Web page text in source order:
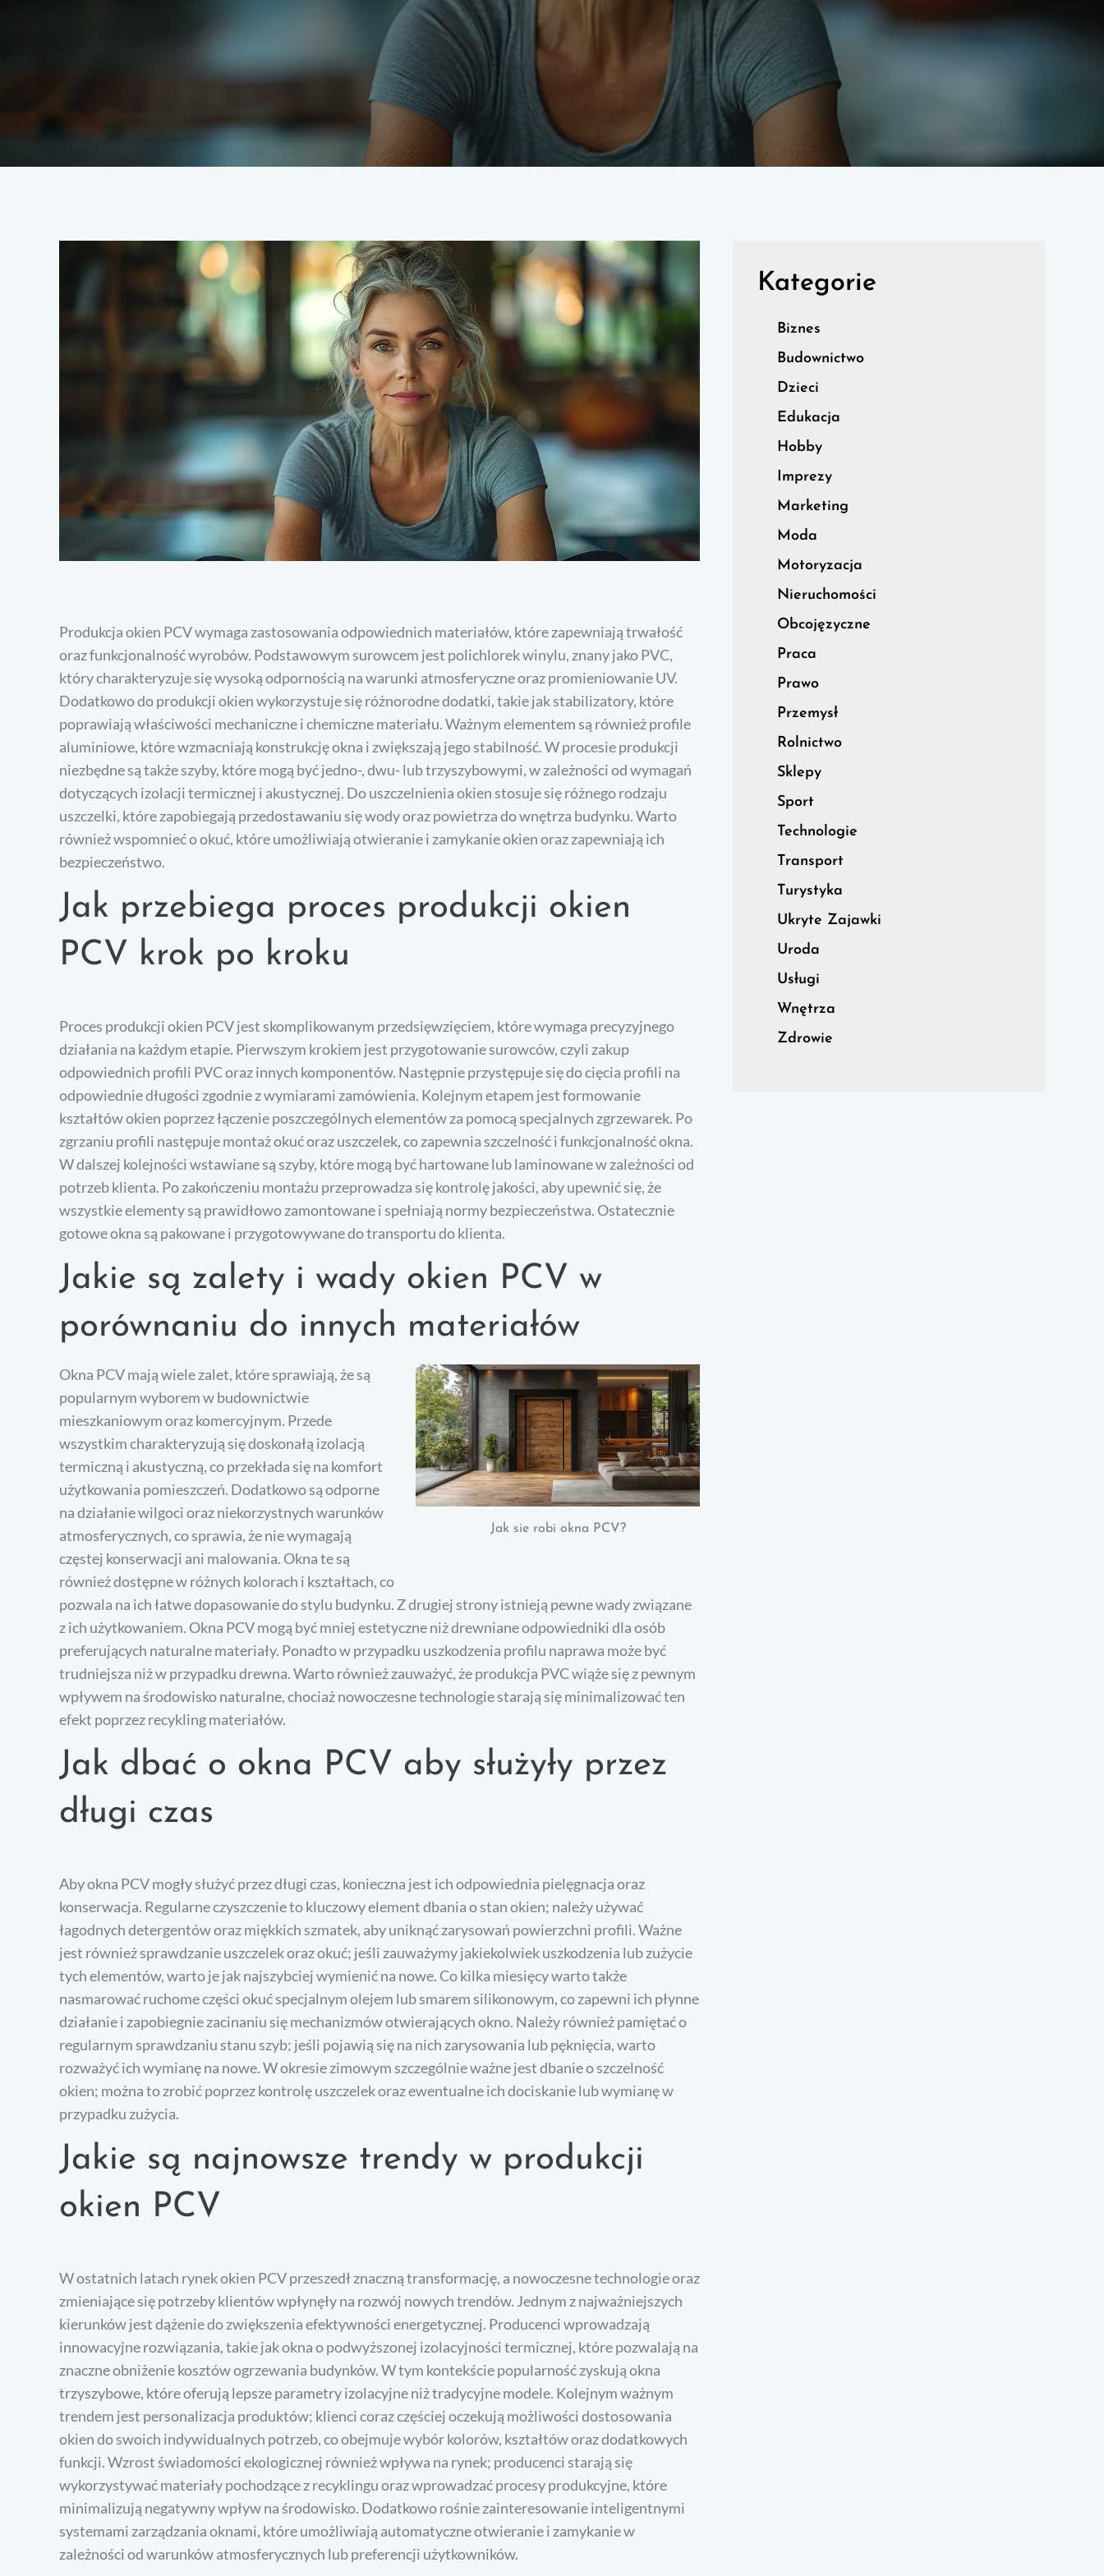
Produkcja okien PCV wymaga zastosowania odpowiednich materiałów, które zapewniają trwałość
oraz funkcjonalność wyrobów. Podstawowym surowcem jest polichlorek winylu, znany jako PVC,
który charakteryzuje się wysoką odpornością na warunki atmosferyczne oraz promieniowanie UV.
Dodatkowo do produkcji okien wykorzystuje się różnorodne dodatki, takie jak stabilizatory, które
poprawiają właściwości mechaniczne i chemiczne materiału. Ważnym elementem są również profile
aluminiowe, które wzmacniają konstrukcję okna i zwiększają jego stabilność. W procesie produkcji
niezbędne są także szyby, które mogą być jedno-, dwu- lub trzyszybowymi, w zależności od wymagań
dotyczących izolacji termicznej i akustycznej. Do uszczelnienia okien stosuje się różnego rodzaju
uszczelki, które zapobiegają przedostawaniu się wody oraz powietrza do wnętrza budynku. Warto
również wspomnieć o okuć, które umożliwiają otwieranie i zamykanie okien oraz zapewniają ich
bezpieczeństwo.
Jak przebiega proces produkcji okien
PCV krok po kroku
Proces produkcji okien PCV jest skomplikowanym przedsięwzięciem, które wymaga precyzyjnego
działania na każdym etapie. Pierwszym krokiem jest przygotowanie surowców, czyli zakup
odpowiednich profili PVC oraz innych komponentów. Następnie przystępuje się do cięcia profili na
odpowiednie długości zgodnie z wymiarami zamówienia. Kolejnym etapem jest formowanie
kształtów okien poprzez łączenie poszczególnych elementów za pomocą specjalnych zgrzewarek. Po
zgrzaniu profili następuje montaż okuć oraz uszczelek, co zapewnia szczelność i funkcjonalność okna.
W dalszej kolejności wstawiane są szyby, które mogą być hartowane lub laminowane w zależności od
potrzeb klienta. Po zakończeniu montażu przeprowadza się kontrolę jakości, aby upewnić się, że
wszystkie elementy są prawidłowo zamontowane i spełniają normy bezpieczeństwa. Ostatecznie
gotowe okna są pakowane i przygotowywane do transportu do klienta.
Jakie są zalety i wady okien PCV w
porównaniu do innych materiałów
Jak sie robi okna PCV?
Okna PCV mają wiele zalet, które sprawiają, że są
popularnym wyborem w budownictwie
mieszkaniowym oraz komercyjnym. Przede
wszystkim charakteryzują się doskonałą izolacją
termiczną i akustyczną, co przekłada się na komfort
użytkowania pomieszczeń. Dodatkowo są odporne
na działanie wilgoci oraz niekorzystnych warunków
atmosferycznych, co sprawia, że nie wymagają
częstej konserwacji ani malowania. Okna te są
również dostępne w różnych kolorach i kształtach, co
pozwala na ich łatwe dopasowanie do stylu budynku. Z drugiej strony istnieją pewne wady związane
z ich użytkowaniem. Okna PCV mogą być mniej estetyczne niż drewniane odpowiedniki dla osób
preferujących naturalne materiały. Ponadto w przypadku uszkodzenia profilu naprawa może być
trudniejsza niż w przypadku drewna. Warto również zauważyć, że produkcja PVC wiąże się z pewnym
wpływem na środowisko naturalne, chociaż nowoczesne technologie starają się minimalizować ten
efekt poprzez recykling materiałów.
Jak dbać o okna PCV aby służyły przez
długi czas
Aby okna PCV mogły służyć przez długi czas, konieczna jest ich odpowiednia pielęgnacja oraz
konserwacja. Regularne czyszczenie to kluczowy element dbania o stan okien; należy używać
łagodnych detergentów oraz miękkich szmatek, aby uniknąć zarysowań powierzchni profili. Ważne
jest również sprawdzanie uszczelek oraz okuć; jeśli zauważymy jakiekolwiek uszkodzenia lub zużycie
tych elementów, warto je jak najszybciej wymienić na nowe. Co kilka miesięcy warto także
nasmarować ruchome części okuć specjalnym olejem lub smarem silikonowym, co zapewni ich płynne
działanie i zapobiegnie zacinaniu się mechanizmów otwierających okno. Należy również pamiętać o
regularnym sprawdzaniu stanu szyb; jeśli pojawią się na nich zarysowania lub pęknięcia, warto
rozważyć ich wymianę na nowe. W okresie zimowym szczególnie ważne jest dbanie o szczelność
okien; można to zrobić poprzez kontrolę uszczelek oraz ewentualne ich dociskanie lub wymianę w
przypadku zużycia.
Jakie są najnowsze trendy w produkcji
okien PCV
W ostatnich latach rynek okien PCV przeszedł znaczną transformację, a nowoczesne technologie oraz
zmieniające się potrzeby klientów wpłynęły na rozwój nowych trendów. Jednym z najważniejszych
kierunków jest dążenie do zwiększenia efektywności energetycznej. Producenci wprowadzają
innowacyjne rozwiązania, takie jak okna o podwyższonej izolacyjności termicznej, które pozwalają na
znaczne obniżenie kosztów ogrzewania budynków. W tym kontekście popularność zyskują okna
trzyszybowe, które oferują lepsze parametry izolacyjne niż tradycyjne modele. Kolejnym ważnym
trendem jest personalizacja produktów; klienci coraz częściej oczekują możliwości dostosowania
okien do swoich indywidualnych potrzeb, co obejmuje wybór kolorów, kształtów oraz dodatkowych
funkcji. Wzrost świadomości ekologicznej również wpływa na rynek; producenci starają się
wykorzystywać materiały pochodzące z recyklingu oraz wprowadzać procesy produkcyjne, które
minimalizują negatywny wpływ na środowisko. Dodatkowo rośnie zainteresowanie inteligentnymi
systemami zarządzania oknami, które umożliwiają automatyczne otwieranie i zamykanie w
zależności od warunków atmosferycznych lub preferencji użytkowników.
Kategorie
Biznes
Budownictwo
Dzieci
Edukacja
Hobby
Imprezy
Marketing
Moda
Motoryzacja
Nieruchomości
Obcojęzyczne
Praca
Prawo
Przemysł
Rolnictwo
Sklepy
Sport
Technologie
Transport
Turystyka
Ukryte Zajawki
Uroda
Usługi
Wnętrza
Zdrowie